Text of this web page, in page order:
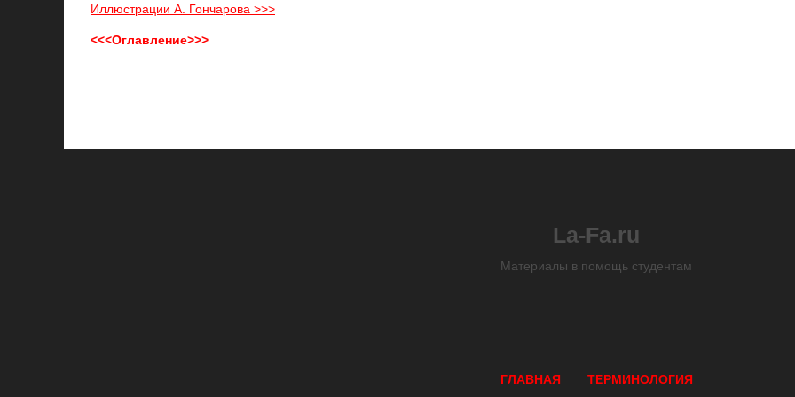
Иллюстрации А. Гончарова >>>
<<<Оглавление>>>
La-Fa.ru
Материалы в помощь студентам
ГЛАВНАЯ ТЕРМИНОЛОГИЯ